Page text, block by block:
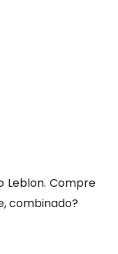
Leblon. Compre
combinado?